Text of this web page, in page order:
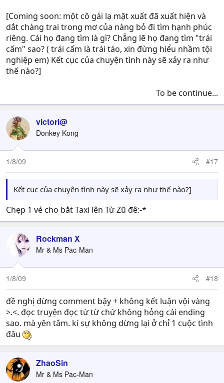
[Coming soon: một cô gái lạ mặt xuất đã xuất hiện và
dắt chàng trai trong mơ của nàng bỏ đi tìm hạnh phúc
riêng. Cái họ đang tìm là gì? Chẵng lẽ họ đang tìm "trái
cấm" sao? ( trái cấm là trái táo, xin đừng hiểu nhầm tội
nghiệp em) Kết cục của chuyện tình này sẽ xảy ra như
thế nào?]
To be continue...​
victori@
Donkey Kong
1/8/09 #17
Kết cục của chuyện tình này sẽ xảy ra như thế nào?]
Chẹp 1 vé cho bắt Taxi lên Từ Zũ đê:-*
Rockman X
Mr & Ms Pac-Man
1/8/09 #18
đề nghị đừng comment bậy + không kết luận vội vàng
>.<. đọc truyện đọc từ từ chứ không hỏng cái ending
sao. mà yên tâm. kí sự không dừng lại ở chỉ 1 cuộc tình
đâu
ZhaoSin
Mr & Ms Pac-Man